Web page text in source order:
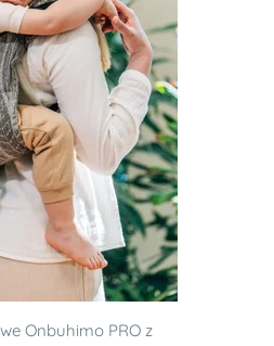
Onbuhimo PRO z